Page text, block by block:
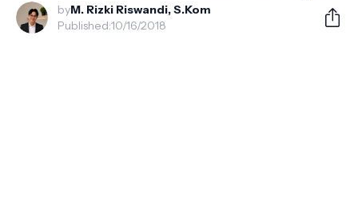
byM. Rizki Riswandi, S.Kom
Published:10/16/2018